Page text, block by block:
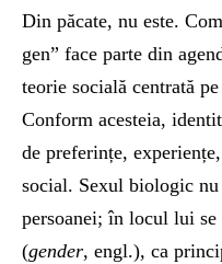
Din păcate, nu este.
gen” face parte din
teorie socială centrată
Conform acesteia,
de preferințe,
social. Sexul biologic
persoanei; în locul lui se
(gender, engl.), ca